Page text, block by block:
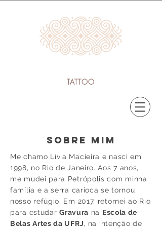
TATTOO
sobre mim
Me chamo Lívia Macieira e nasci em
1998, no Rio de Janeiro. Aos 7 anos,
me mudei para Petrópolis com minha
família e a serra carioca se tornou
nosso refúgio. Em 2017, retornei ao Rio
para estudarGravura na Escola de
Belas Artes da UFRJ, na intenção de